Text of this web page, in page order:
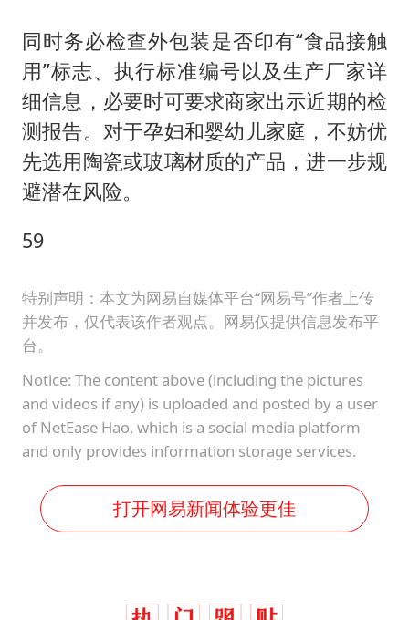
同时务必检查外包装是否印有“食品接触
用”标志、执行标准编号以及生产厂家详
细信息，必要时可要求商家出示近期的检
测报告。对于孕妇和婴幼儿家庭，不妨优
先选用陶瓷或玻璃材质的产品，进一步规
避潜在风险。
59
特别声明：本文为网易自媒体平台“网易号”作者上传
并发布，仅代表该作者观点。网易仅提供信息发布平
台。
Notice: The content above (including the pictures
and videos if any) is uploaded and posted by a user
of NetEase Hao, which is a social media platform
and only provides information storage services.
打开网易新闻体验更佳